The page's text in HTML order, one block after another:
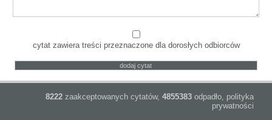
cytat zawiera treści przeznaczone dla dorosłych odbiorców
8222 zaakceptowanych cytatów, 4855383 odpadło, polityka
prywatności